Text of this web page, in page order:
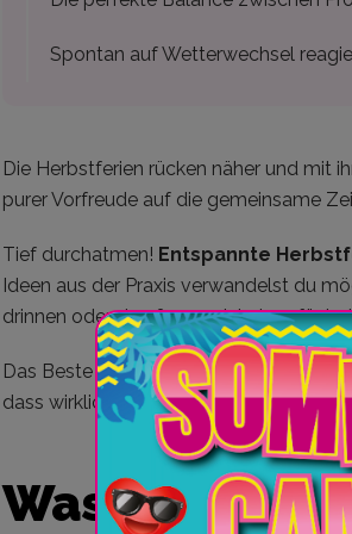
Spontan auf Wetterwechsel
Die Herbstferien rücken näher und mit
purer Vorfreude auf die gemeinsame
Tief durchatmen! Entspannte
Ideen aus der Praxis verwandelst du
drinnen oder draußen – wir haben für
Das Beste daran? Die meisten unserer
dass wirklich jeder in der Familie auf
Was macht